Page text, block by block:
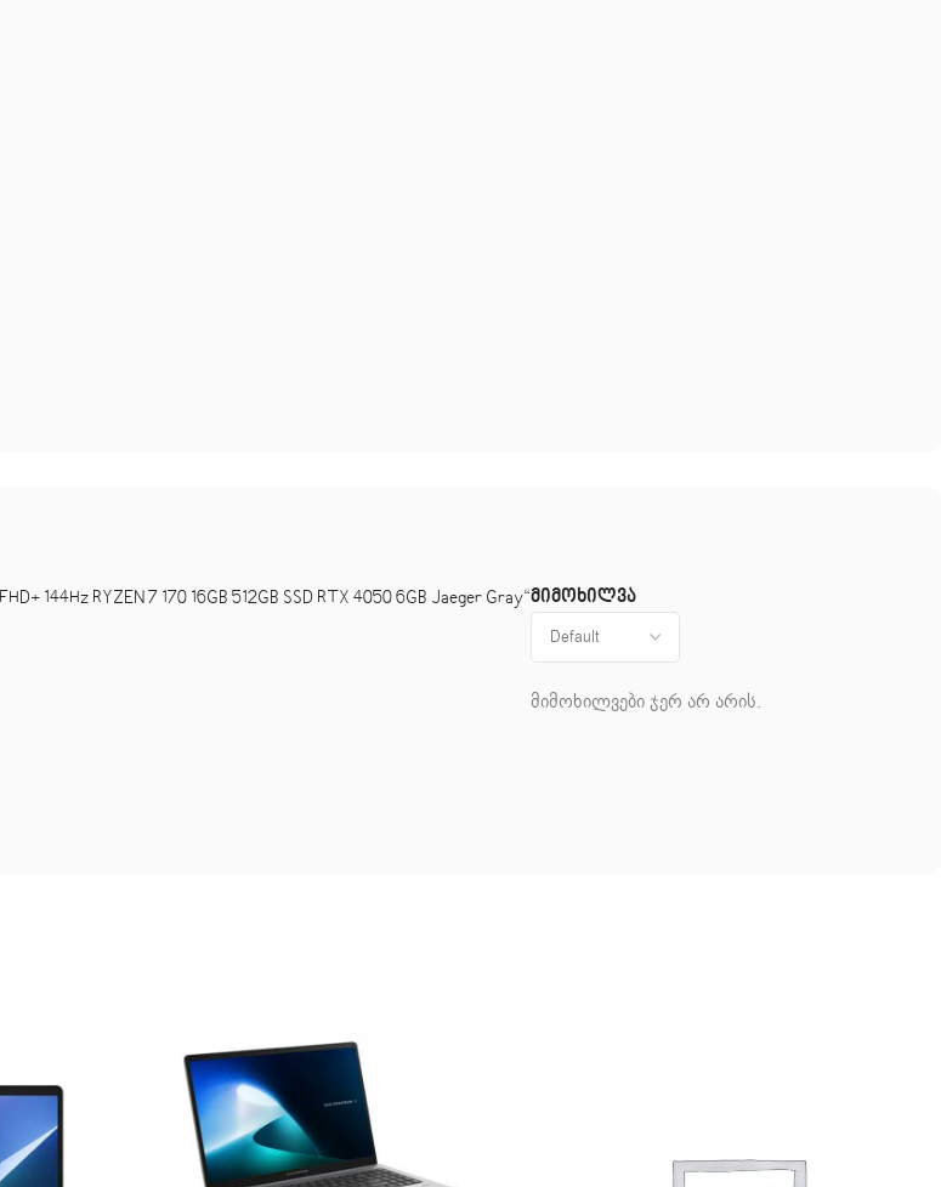
მიმოხილვა
მიმოხილვები ჯერ არ არის.
RYZEN 7 170 16GB 512GB SSD RTX 4050 6GB Jaeger Gray“